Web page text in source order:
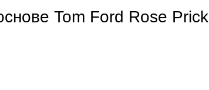
Tom Ford Rose Prick